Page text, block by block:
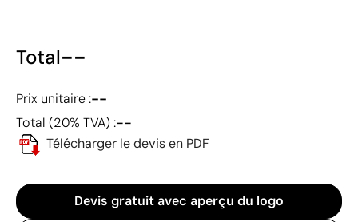
Total--
Prix unitaire :--
Total (20% TVA) :--
Télécharger le devis en PDF
Devis gratuit avec aperçu du logo